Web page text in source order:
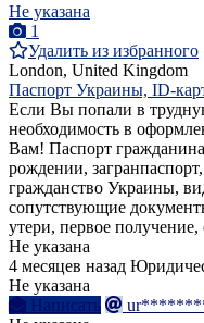
Не указана
1
Удалить из избранного
London, United Kingdom
Паспорт Украины, ID-
Если Вы попали в
необходимость в
Вам! Паспорт
рождении,
гражданство Украины,
сопутствующие
утери, первое
Не указана
4 месяцев назад
Не указана
Написать